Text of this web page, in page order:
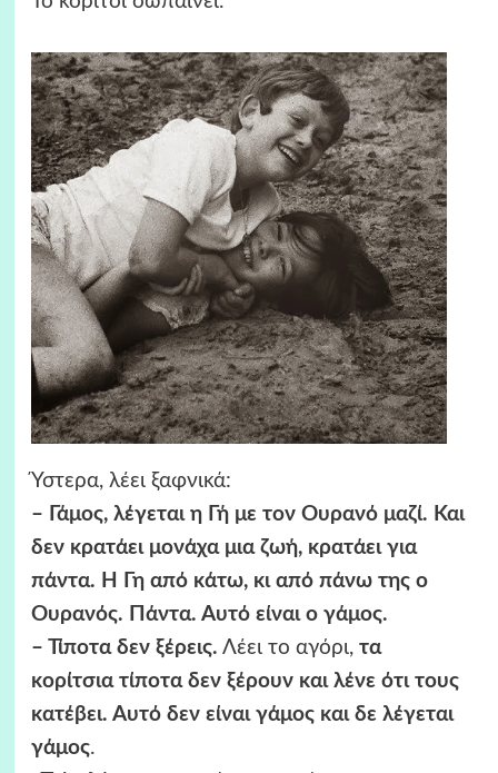
Ύστερα, λέει ξαφνικά:
– Γάμος, λέγεται η Γή με τον Ουρανό μαζί. Και
δεν κρατάει μονάχα μια ζωή, κρατάει για
πάντα. Η Γη από κάτω, κι από πάνω της ο
Ουρανός. Πάντα. Αυτό είναι ο γάμος.
– Τίποτα δεν ξέρεις. Λέει το αγόρι, τα
κορίτσια τίποτα δεν ξέρουν και λένε ότι τους
κατέβει. Αυτό δεν είναι γάμος και δε λέγεται
γάμος.